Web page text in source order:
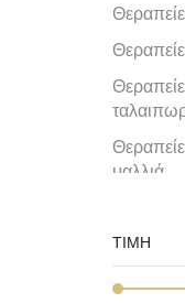
μαλλιά
Λιπαρή
ΤΙΜΗ